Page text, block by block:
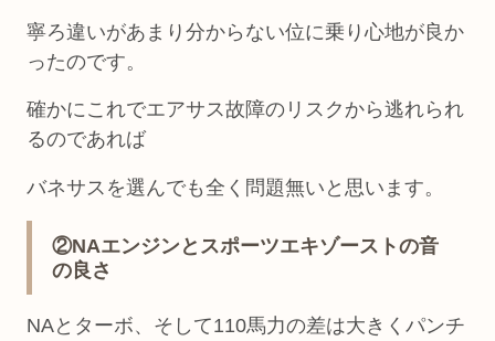
寧ろ違いがあまり分からない位に乗り心地が良か
ったのです。
確かにこれでエアサス故障のリスクから逃れられ
るのであれば
バネサスを選んでも全く問題無いと思います。
②NAエンジンとスポーツエキゾーストの音
の良さ
NAとターボ、そして110馬力の差は大きくパンチ